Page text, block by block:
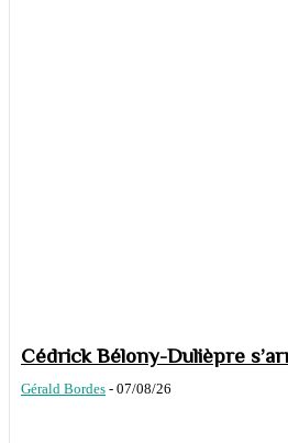
Cédrick Bélony-Dulièpre
Gérald Bordes - 07/08/26